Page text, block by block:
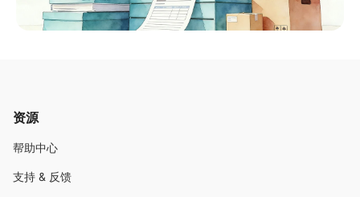
资源
帮助中心
支持 & 反馈